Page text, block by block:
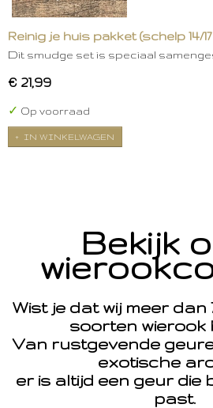
Reinig je huis pakket (schelp 14/
Dit smudge set is speciaal
€ 21,99
✓ Op voorraad
IN WINKELWAGEN
Bekijk
Wist je dat wij meer dan
soorten wierook
Van rustgevende
exotische
er is altijd een geur die
past.